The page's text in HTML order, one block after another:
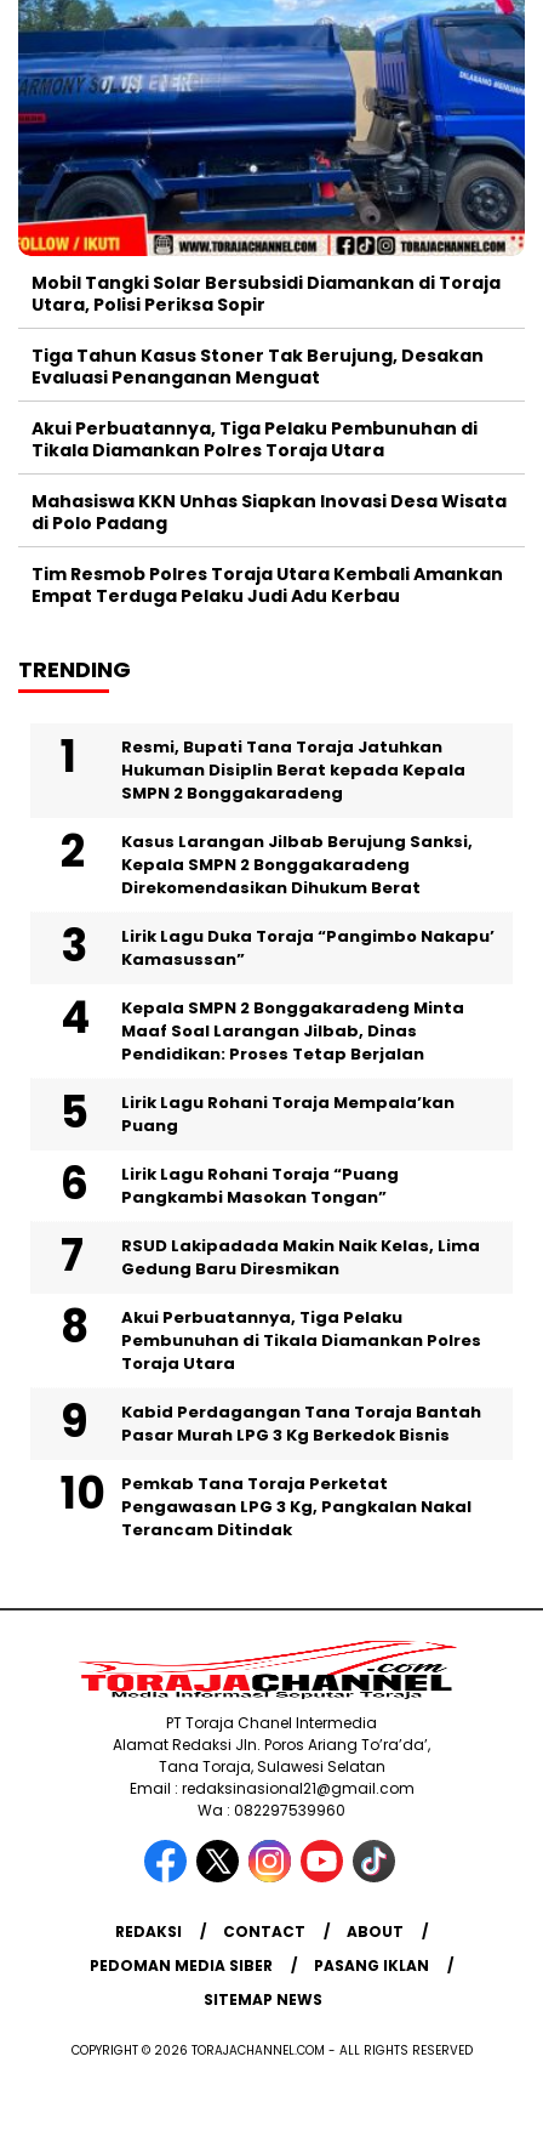
Mobil Tangki Solar Bersubsidi Diamankan di Toraja
Utara, Polisi Periksa Sopir
Tiga Tahun Kasus Stoner Tak Berujung, Desakan
Evaluasi Penanganan Menguat
Akui Perbuatannya, Tiga Pelaku Pembunuhan di
Tikala Diamankan Polres Toraja Utara
Mahasiswa KKN Unhas Siapkan Inovasi Desa Wisata
di Polo Padang
Tim Resmob Polres Toraja Utara Kembali Amankan
Empat Terduga Pelaku Judi Adu Kerbau
TRENDING
Resmi, Bupati Tana Toraja Jatuhkan
Hukuman Disiplin Berat kepada Kepala
SMPN 2 Bonggakaradeng
Kasus Larangan Jilbab Berujung Sanksi,
Kepala SMPN 2 Bonggakaradeng
Direkomendasikan Dihukum Berat
Lirik Lagu Duka Toraja “Pangimbo Nakapu’
Kamasussan”
Kepala SMPN 2 Bonggakaradeng Minta
Maaf Soal Larangan Jilbab, Dinas
Pendidikan: Proses Tetap Berjalan
Lirik Lagu Rohani Toraja Mempala’kan
Puang
Lirik Lagu Rohani Toraja “Puang
Pangkambi Masokan Tongan”
RSUD Lakipadada Makin Naik Kelas, Lima
Gedung Baru Diresmikan
Akui Perbuatannya, Tiga Pelaku
Pembunuhan di Tikala Diamankan Polres
Toraja Utara
Kabid Perdagangan Tana Toraja Bantah
Pasar Murah LPG 3 Kg Berkedok Bisnis
Pemkab Tana Toraja Perketat
Pengawasan LPG 3 Kg, Pangkalan Nakal
Terancam Ditindak
PT Toraja Chanel Intermedia
Alamat Redaksi Jln. Poros Ariang To’ra’da’,
Tana Toraja, Sulawesi Selatan
Email : redaksinasional21@gmail.com
Wa : 082297539960
REDAKSI CONTACT
ABOUT
PEDOMAN MEDIA SIBER
PASANG IKLAN
SITEMAP NEWS
COPYRIGHT © 2026 TORAJACHANNEL.COM - ALL RIGHTS RESERVED